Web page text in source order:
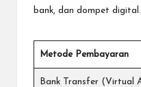
bank, dan dompet digital.
Metode Pembayaran
Bank Transfer (Virtual